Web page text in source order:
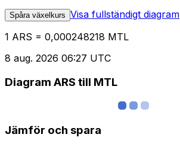
Spåra växelkurs Visa fullständigt diagram
1 ARS = 0,000248218 MTL
8 aug. 2026 06:27 UTC
Diagram ARS till MTL
Jämför och spara